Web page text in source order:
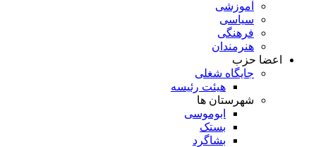
آموزشی
سیاسی
فرهنگی
هنرمندان
اعضا حزب
جایگاه شغلی
هیئت رئیسه
شهرستان ها
ابوموسی
بستک
بشاگرد